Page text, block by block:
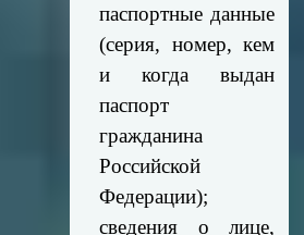
паспортные данные
(серия, номер, кем
и когда выдан
паспорт
гражданина
Российской
Федерации);
сведения о лице,